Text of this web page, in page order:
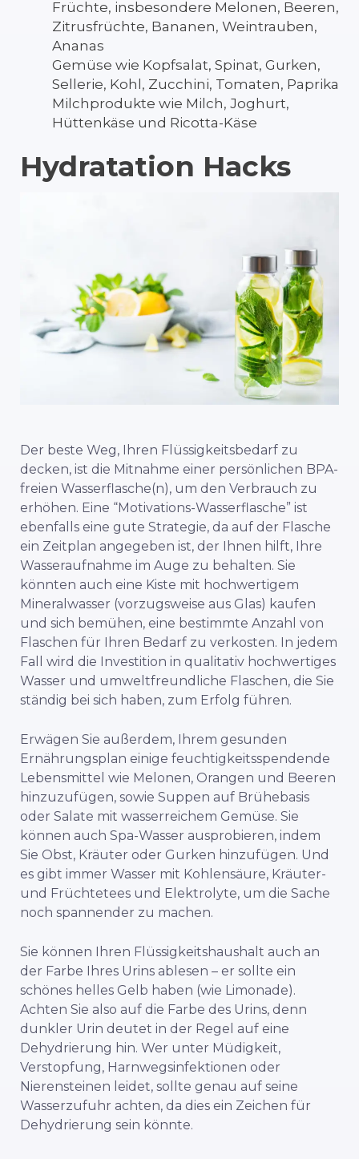
Früchte, insbesondere Melonen, Beeren,
Zitrusfrüchte, Bananen, Weintrauben,
Ananas
Gemüse wie Kopfsalat, Spinat, Gurken,
Sellerie, Kohl, Zucchini, Tomaten, Paprika
Milchprodukte wie Milch, Joghurt,
Hüttenkäse und Ricotta-Käse
Hydratation Hacks
Der beste Weg, Ihren Flüssigkeitsbedarf zu
decken, ist die Mitnahme einer persönlichen BPA-
freien Wasserflasche(n), um den Verbrauch zu
erhöhen. Eine “Motivations-Wasserflasche” ist
ebenfalls eine gute Strategie, da auf der Flasche
ein Zeitplan angegeben ist, der Ihnen hilft, Ihre
Wasseraufnahme im Auge zu behalten. Sie
könnten auch eine Kiste mit hochwertigem
Mineralwasser (vorzugsweise aus Glas) kaufen
und sich bemühen, eine bestimmte Anzahl von
Flaschen für Ihren Bedarf zu verkosten. In jedem
Fall wird die Investition in qualitativ hochwertiges
Wasser und umweltfreundliche Flaschen, die Sie
ständig bei sich haben, zum Erfolg führen.
Erwägen Sie außerdem, Ihrem gesunden
Ernährungsplan einige feuchtigkeitsspendende
Lebensmittel wie Melonen, Orangen und Beeren
hinzuzufügen, sowie Suppen auf Brühebasis
oder Salate mit wasserreichem Gemüse. Sie
können auch Spa-Wasser ausprobieren, indem
Sie Obst, Kräuter oder Gurken hinzufügen. Und
es gibt immer Wasser mit Kohlensäure, Kräuter-
und Früchtetees und Elektrolyte, um die Sache
noch spannender zu machen.
Sie können Ihren Flüssigkeitshaushalt auch an
der Farbe Ihres Urins ablesen – er sollte ein
schönes helles Gelb haben (wie Limonade).
Achten Sie also auf die Farbe des Urins, denn
dunkler Urin deutet in der Regel auf eine
Dehydrierung hin. Wer unter Müdigkeit,
Verstopfung, Harnwegsinfektionen oder
Nierensteinen leidet, sollte genau auf seine
Wasserzufuhr achten, da dies ein Zeichen für
Dehydrierung sein könnte.